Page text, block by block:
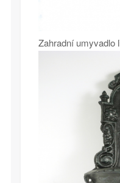
Zahradní umyvadlo